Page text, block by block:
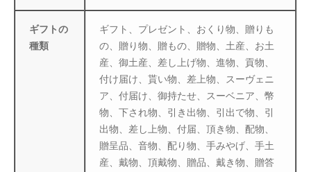
ギフトの
種類
ギフト、プレゼント、おくり物、贈りも
の、贈り物、贈もの、贈物、土産、お土
産、御土産、差し上げ物、進物、貢物、
付け届け、貰い物、差上物、スーヴェニ
ア、付届け、御持たせ、スーベニア、幣
物、下され物、引き出物、引出で物、引
出物、差し上物、付届、頂き物、配物、
贈呈品、音物、配り物、手みやげ、手土
産、戴物、頂戴物、贈品、戴き物、贈答